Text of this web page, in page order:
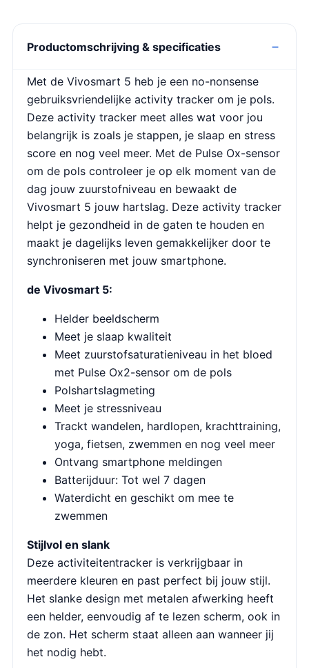
Productomschrijving & specificaties
Met de Vivosmart 5 heb je een no-nonsense
gebruiksvriendelijke activity tracker om je pols.
Deze activity tracker meet alles wat voor jou
belangrijk is zoals je stappen, je slaap en stress
score en nog veel meer. Met de Pulse Ox-sensor
om de pols controleer je op elk moment van de
dag jouw zuurstofniveau en bewaakt de
Vivosmart 5 jouw hartslag. Deze activity tracker
helpt je gezondheid in de gaten te houden en
maakt je dagelijks leven gemakkelijker door te
synchroniseren met jouw smartphone.
de Vivosmart 5:
Helder beeldscherm
Meet je slaap kwaliteit
Meet zuurstofsaturatieniveau in het bloed
met Pulse Ox2-sensor om de pols
Polshartslagmeting
Meet je stressniveau
Trackt wandelen, hardlopen, krachttraining,
yoga, fietsen, zwemmen en nog veel meer
Ontvang smartphone meldingen
Batterijduur: Tot wel 7 dagen
Waterdicht en geschikt om mee te
zwemmen
Stijlvol en slank
Deze activiteitentracker is verkrijgbaar in
meerdere kleuren en past perfect bij jouw stijl.
Het slanke design met metalen afwerking heeft
een helder, eenvoudig af te lezen scherm, ook in
de zon. Het scherm staat alleen aan wanneer jij
het nodig hebt.